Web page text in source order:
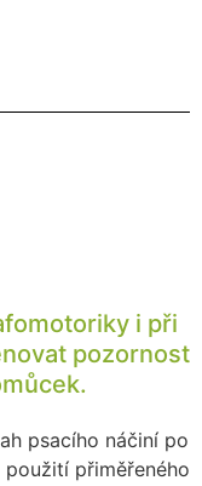
i při
pozornost
psacího náčiní po
přiměřeného